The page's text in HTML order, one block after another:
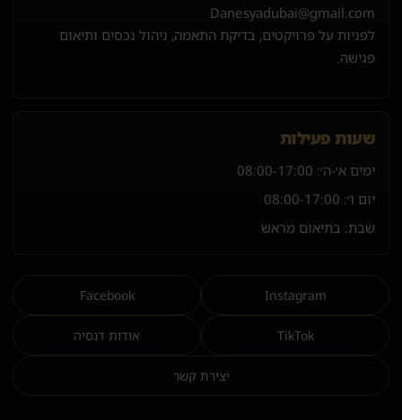
Danesyadubai@gmail.com
לפניות על פרויקטים, בדיקת התאמה, ניהול נכסים ותיאום
פגישה.
שעות פעילות
ימים א׳-ה׳: 08:00-17:00
יום ו׳: 08:00-17:00
שבת: בתיאום מראש
Instagram
Facebook
TikTok אודות דנסיה
יצירת קשר